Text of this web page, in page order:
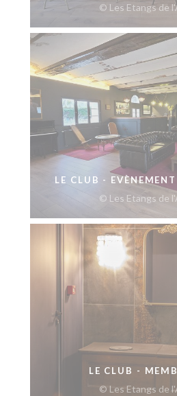
© Les Etangs de
LE CLUB -
© Les Etangs de
LE CLUB -
© Les Etangs de